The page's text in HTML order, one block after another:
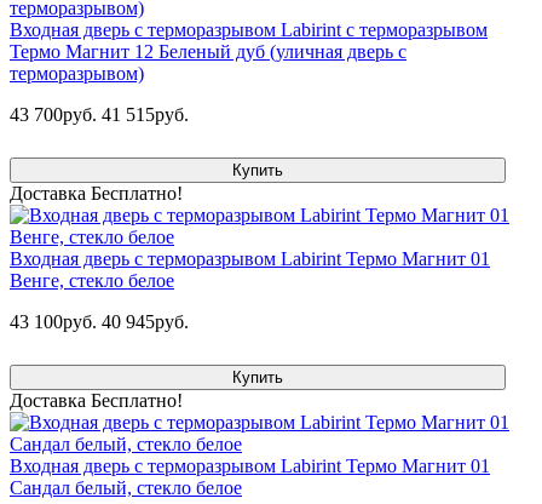
Входная дверь с терморазрывом Labirint с терморазрывом
Термо Магнит 12 Беленый дуб (уличная дверь с
терморазрывом)
43 700руб. 41 515руб.
Купить
Доставка Бесплатно!
Входная дверь с терморазрывом Labirint Термо Магнит 01
Венге, стекло белое
43 100руб. 40 945руб.
Купить
Доставка Бесплатно!
Входная дверь с терморазрывом Labirint Термо Магнит 01
Сандал белый, стекло белое